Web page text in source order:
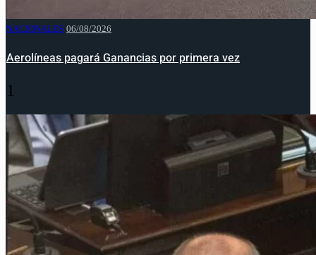
NACIONALES 06/08/2026
Aerolíneas pagará Ganancias por primera vez
1